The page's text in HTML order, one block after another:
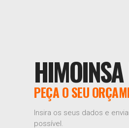
PEÇA O SEU
Insira os seus dados e
possível.